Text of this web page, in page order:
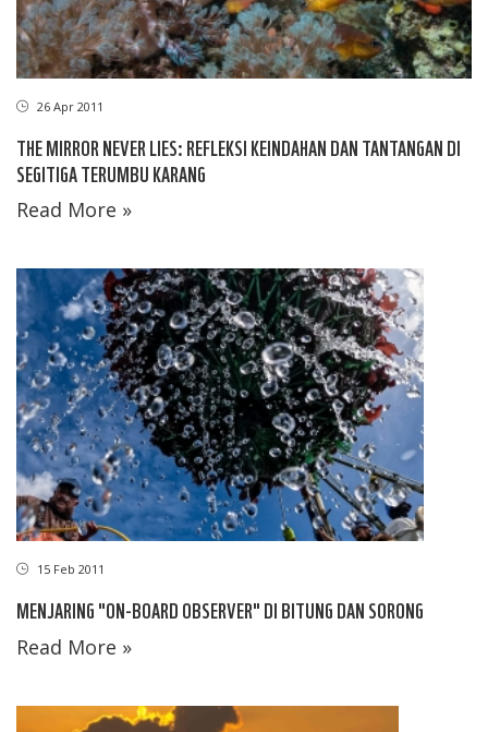
26 Apr 2011
THE MIRROR NEVER LIES: REFLEKSI KEINDAHAN DAN TANTANGAN DI
SEGITIGA TERUMBU KARANG
Read More »
15 Feb 2011
MENJARING "ON-BOARD OBSERVER" DI BITUNG DAN SORONG
Read More »